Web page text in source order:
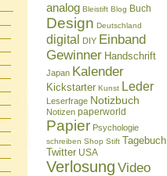
analog Bleistift Blog Buch
Design Deutschland
digital DIY Einband
Gewinner Handschrift
Japan Kalender
Kickstarter Kunst Leder
Leserfrage Notizbuch
Notizen paperworld
Papier Psychologie
schreiben Shop Stift Tagebuch
Twitter USA
Verlosung Video